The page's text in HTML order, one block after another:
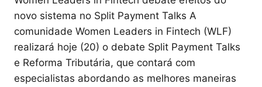
novo sistema no Split Payment Talks A
comunidade Women Leaders in Fintech (WLF)
realizará hoje (20) o debate Split Payment Talks
e Reforma Tributária, que contará com
especialistas abordando as melhores maneiras